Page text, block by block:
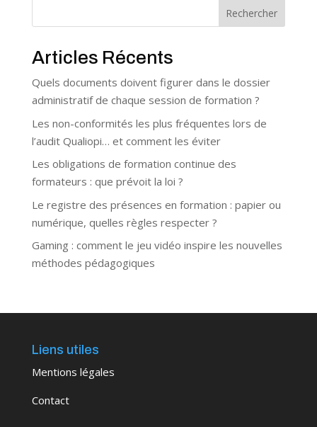
Rechercher
Articles Récents
Quels documents doivent figurer dans le dossier
administratif de chaque session de formation ?
Les non-conformités les plus fréquentes lors de
l’audit Qualiopi… et comment les éviter
Les obligations de formation continue des
formateurs : que prévoit la loi ?
Le registre des présences en formation : papier ou
numérique, quelles règles respecter ?
Gaming : comment le jeu vidéo inspire les nouvelles
méthodes pédagogiques
Liens utiles
Mentions légales
Contact